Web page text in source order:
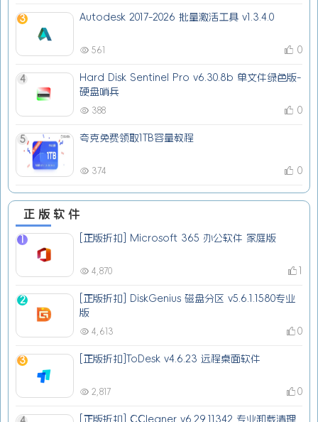
3 Autodesk 2017-2026 批量激活工具 v1.3.4.0
561 0
4
Hard Disk Sentinel Pro v6.30.8b 单文件绿色版-
硬盘哨兵
388 0
5 夸克免费领取1TB容量教程
374 0
正版软件
1 [正版折扣] Microsoft 365 办公软件 家庭版
4,870 1
2
[正版折扣] DiskGenius 磁盘分区 v5.6.1.1580专业
版
4,613 0
3 [正版折扣]ToDesk v4.6.23 远程桌面软件
2,817 0
[正版折扣] CCleaner v6.29.11342 专业卸载清理